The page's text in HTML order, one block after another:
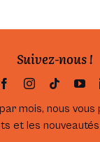
Suivez-nous !
mois, nous vous
et les nouveautés